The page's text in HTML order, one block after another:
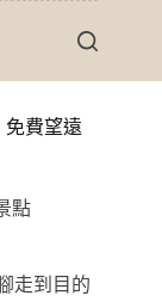
免費望遠
點
走到目的